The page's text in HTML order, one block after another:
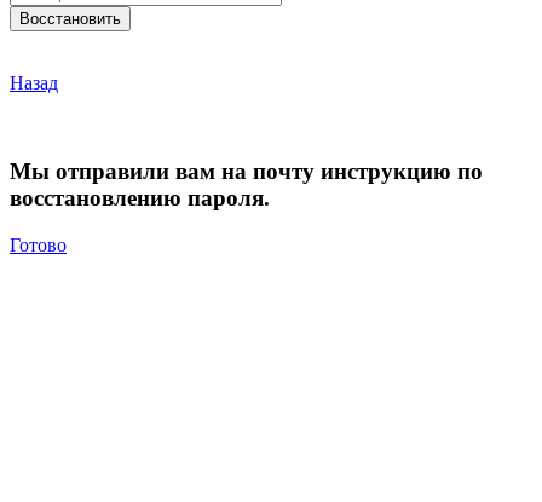
Назад
Мы отправили вам на почту инструкцию по
восстановлению пароля.
Готово